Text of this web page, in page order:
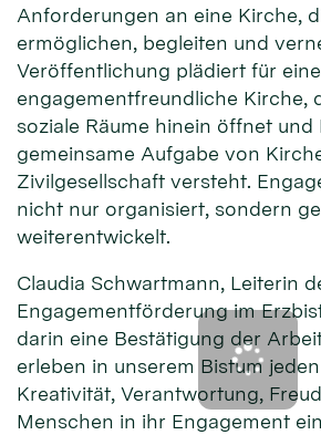
Anforderungen an eine Kirche,
ermöglichen, begleiten und
Veröffentlichung plädiert für eine
engagementfreundliche Kirche,
soziale Räume hinein öffnet und
gemeinsame Aufgabe von
Zivilgesellschaft versteht.
nicht nur organisiert, sondern
weiterentwickelt.
Claudia Schwartmann, Leiterin
Engagementförderung im
darin eine Bestätigung der
erleben in unserem Bistum
Kreativität, Verantwortung,
Menschen in ihr Engagement